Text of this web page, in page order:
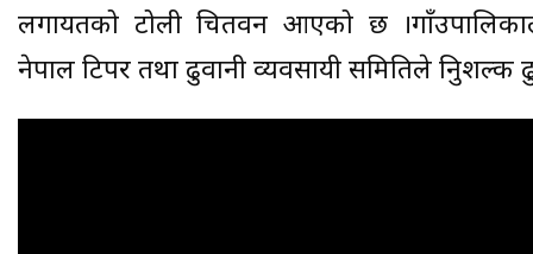
लगायतको टोली चितवन आएको छ
नेपाल टिपर तथा ढुवानी व्यवसायी समितिले निुशल्क